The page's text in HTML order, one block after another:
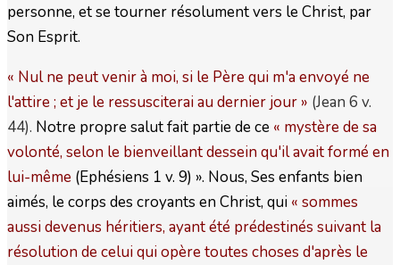
personne, et se tourner résolument vers le Christ, par
Son Esprit.
« Nul ne peut venir à moi, si le Père qui m'a envoyé ne
l'attire ; et je le ressusciterai au dernier jour » (Jean 6 v.
44). Notre propre salut fait partie de ce « mystère de sa
volonté, selon le bienveillant dessein qu'il avait formé en
lui-même (Ephésiens 1 v. 9) ». Nous, Ses enfants bien
aimés, le corps des croyants en Christ, qui « sommes
aussi devenus héritiers, ayant été prédestinés suivant la
résolution de celui qui opère toutes choses d'après le